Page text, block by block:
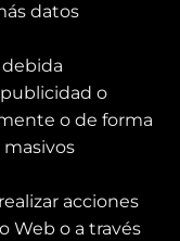
datos
o
o de forma
acciones
Web o a través